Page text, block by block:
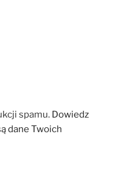
spamu. Dowiedz
dane Twoich